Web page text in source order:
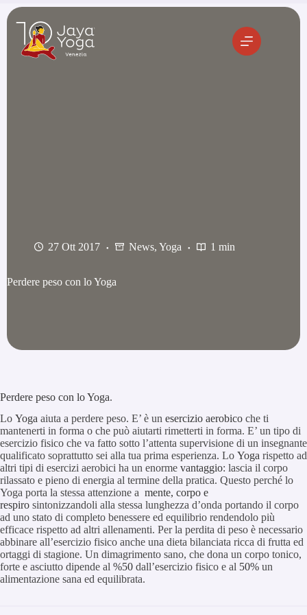
Salta
contenuto
27 Ott 2017 News, Yoga 1 min
Perdere peso con lo Yoga
Perdere peso con lo Yoga.
Lo Yoga aiuta a perdere peso. E’ è un esercizio aerobico che ti
mantenerti in forma o che può aiutarti rimetterti in forma. E’ un tipo di
esercizio fisico che va fatto sotto l’attenta supervisione di un insegnante
qualificato soprattutto sei alla tua prima esperienza. Lo Yoga rispetto ad
altri tipi di esercizi aerobici ha un enorme vantaggio: lascia il corpo
rilassato e pieno di energia al termine della pratica. Questo perché lo
Yoga porta la stessa attenzione a mente, corpo e
respiro sintonizzandoli alla stessa lunghezza d’onda portando il corpo
ad uno stato di completo benessere ed equilibrio rendendolo più
efficace rispetto ad altri allenamenti. Per la perdita di peso è necessario
abbinare all’esercizio fisico anche una dieta bilanciata ricca di frutta ed
ortaggi di stagione. Un dimagrimento sano, che dona un corpo tonico,
forte e asciutto dipende al %50 dall’esercizio fisico e al 50% un
alimentazione sana ed equilibrata.